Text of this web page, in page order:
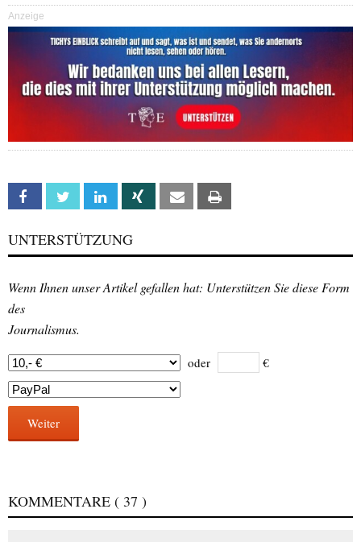
Anzeige
Facebook Twitter Linkedin Xing Email
UNTERSTÜTZUNG
Wenn Ihnen unser Artikel gefallen hat: Unterstützen Sie diese Form
des
Journalismus.
oder €
Weiter
KOMMENTARE ( 37 )